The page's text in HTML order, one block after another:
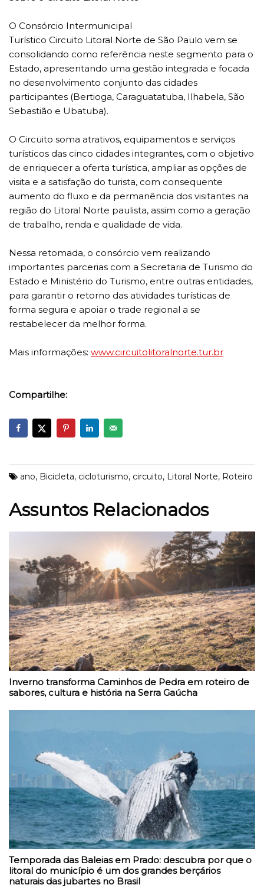
O Consórcio Intermunicipal
Turístico Circuito Litoral Norte de São Paulo vem se
consolidando como referência neste segmento para o
Estado, apresentando uma gestão integrada e focada
no desenvolvimento conjunto das cidades
participantes (Bertioga, Caraguatatuba, Ilhabela, São
Sebastião e Ubatuba).
O Circuito soma atrativos, equipamentos e serviços
turísticos das cinco cidades integrantes, com o objetivo
de enriquecer a oferta turística, ampliar as opções de
visita e a satisfação do turista, com consequente
aumento do fluxo e da permanência dos visitantes na
região do Litoral Norte paulista, assim como a geração
de trabalho, renda e qualidade de vida.
Nessa retomada, o consórcio vem realizando
importantes parcerias com a Secretaria de Turismo do
Estado e Ministério do Turismo, entre outras entidades,
para garantir o retorno das atividades turísticas de
forma segura e apoiar o trade regional a se
restabelecer da melhor forma.
Mais informações: www.circuitolitoralnorte.tur.br
Compartilhe:
ano, Bicicleta, cicloturismo, circuito, Litoral Norte, Roteiro
Assuntos Relacionados
Inverno transforma Caminhos de Pedra em roteiro de
sabores, cultura e história na Serra Gaúcha
Temporada das Baleias em Prado: descubra por que o
litoral do município é um dos grandes berçários
naturais das jubartes no Brasil